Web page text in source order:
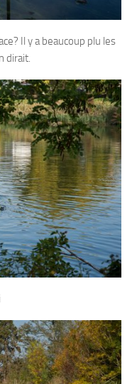
Il y a beaucoup plu les
dirait.